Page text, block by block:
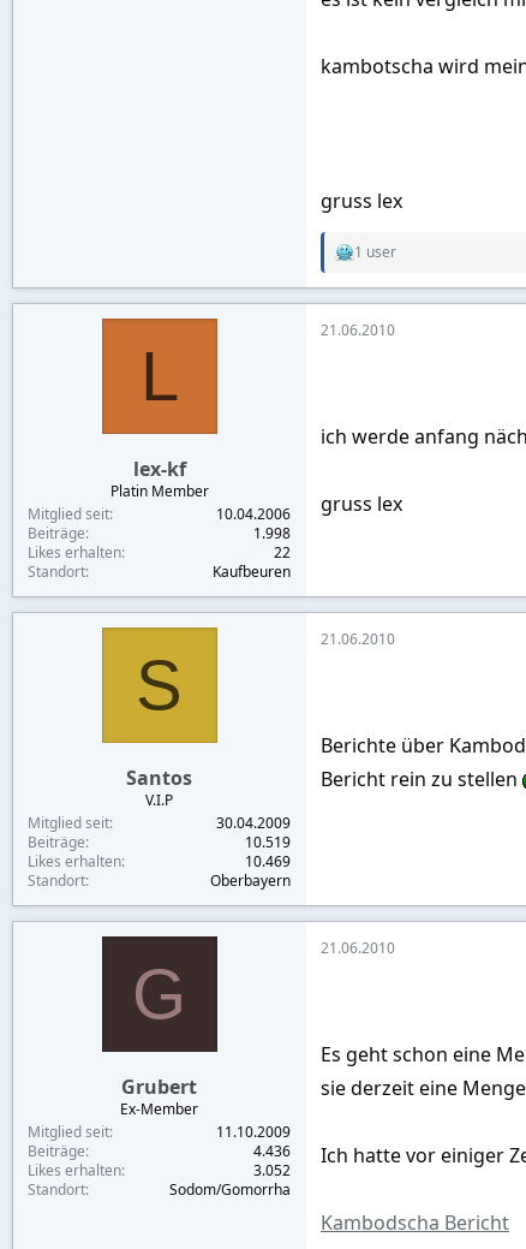
kambotscha wird
gruss lex
R
t
:
1 user
L
lex-kf
Platin Member
Mitglied seit
10.04.2006
Beiträge
1.998
Likes erhalten
22
Standort
Kaufbeuren
21.06.2010
ich werde anfang
gruss lex
S
Santos
V.I.P
Mitglied seit
30.04.2009
Beiträge
10.519
Likes erhalten
10.469
Standort
Oberbayern
21.06.2010
Berichte über
Bericht rein zu stellen
G
Grubert
Ex-Member
Mitglied seit
11.10.2009
Beiträge
4.436
Likes erhalten
3.052
Standort
Sodom/Gomorrha
21.06.2010
Es geht schon eine
sie derzeit eine
Ich hatte vor einiger
Kambodscha Bericht